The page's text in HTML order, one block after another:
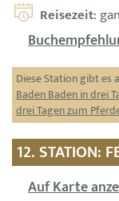
Reisezeit:
Diese Station gibt es
Baden Baden in drei
drei Tagen zum
12. STATION:
Auf Karte